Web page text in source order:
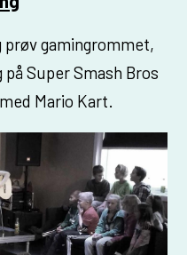
prøv gamingrommet,
Super Smash Bros
Mario Kart.